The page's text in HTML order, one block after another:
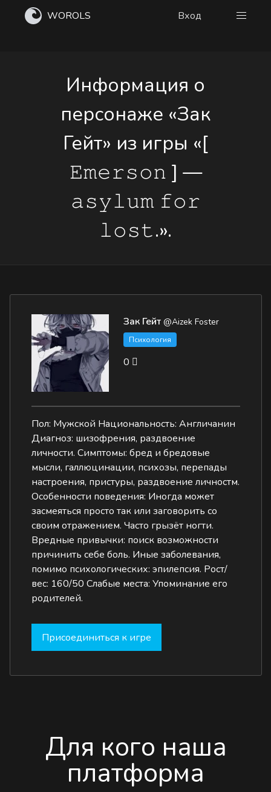
WOROLS Вход
Информация о
персонаже «Зак
Гейт» из игры «[
𝙴𝚖𝚎𝚛𝚜𝚘𝚗 ] —
𝚊𝚜𝚢𝚕𝚞𝚖 𝚏𝚘𝚛
𝚕𝚘𝚜𝚝.».
Зак Гейт @Aizek Foster
Психология
0
Пол: Мужской Национальность: Англичанин
Диагноз: шизофрения, раздвоение
личности. Симптомы: бред и бредовые
мысли, галлюцинации, психозы, перепады
настроения, пристуры, раздвоение личностм.
Особенности поведения: Иногда может
засмеяться просто так или заговорить со
своим отражением. Часто грызëт ногти.
Вредные привычки: поиск возможности
причинить себе боль. Иные заболевания,
помимо психологических: эпилепсия. Рост/
вес: 160/50 Слабые места: Упоминание его
родителей.
Присоединиться к игре
Для кого наша
платформа